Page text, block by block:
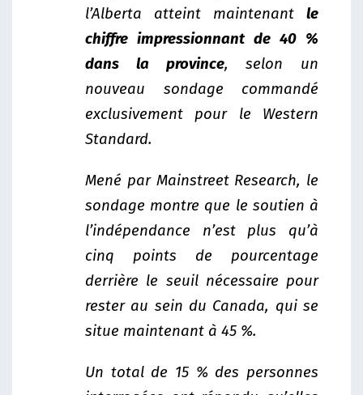
l’Alberta atteint maintenant le
chiffre impressionnant de 40 %
dans la province, selon un
nouveau sondage commandé
exclusivement pour le Western
Standard.
Mené par Mainstreet Research, le
sondage montre que le soutien à
l’indépendance n’est plus qu’à
cinq points de pourcentage
derrière le seuil nécessaire pour
rester au sein du Canada, qui se
situe maintenant à 45 %.
Un total de 15 % des personnes